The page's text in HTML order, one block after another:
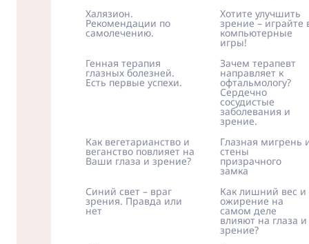
Халязион.
Рекомендации по
самолечению.
Хотите улучшить
зрение – играйте
компьютерные
игры!
Генная терапия
глазных болезней.
Есть первые успехи.
Зачем терапевт
направляет к
офтальмологу?
Сердечно
сосудистые
заболевания и
зрение.
Как вегетарианство и
веганство повлияет на
Ваши глаза и зрение?
Глазная мигрень
стены
призрачного
замка
Синий свет – враг
зрения. Правда или
нет
Как лишний вес и
ожирение на
самом деле
влияют на глаза и
зрение?